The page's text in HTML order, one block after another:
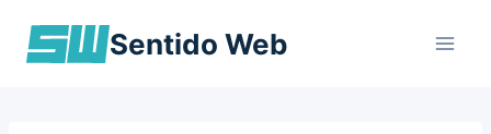
Sentido Web